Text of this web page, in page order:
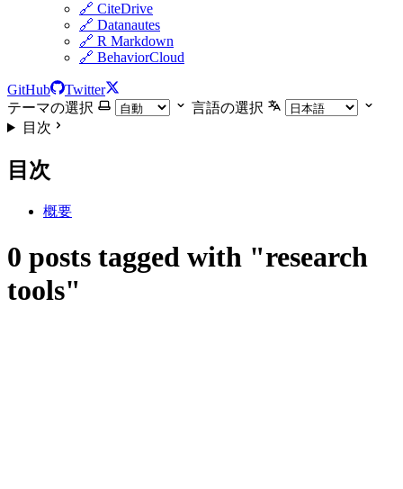
🔗 CiteDrive
🔗 Datanautes
🔗 R Markdown
🔗 BehaviorCloud
GitHub
Twitter
テーマの選択
言語の選択
目次
目次
概要
0 posts tagged with "research
tools"